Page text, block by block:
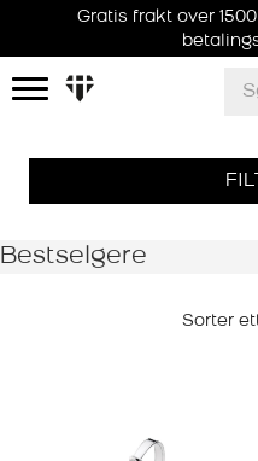
Gratis frakt over
Bestselgere